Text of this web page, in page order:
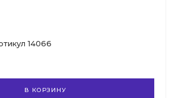
14066
В КОРЗИНУ